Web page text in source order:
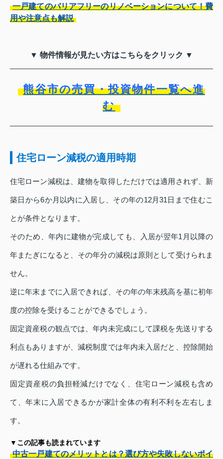
一戸建てのバリアフリーのリノベーションについて！費
用や注意点も解説
▼ 物件情報が見たい方はこちらをクリック ▼
熊谷市の売買・投資物件一覧へ進
む
住宅ローン減税の適用時期
住宅ローン減税は、建物を取得しただけでは適用されず、新
築日から6か月以内に入居し、その年の12月31日まで住むこ
とが条件となります。
そのため、年内に建物が完成しても、入居が翌年1月以降の
年またぎになると、その年分の減税は原則として受けられま
せん。
逆に年末までに入居できれば、その年の年末残高を基に初年
度の控除を受けることができるでしょう。
固定資産税の観点では、年内未完成にして課税を先送りする
利点もありますが、減税制度では年内未入居だと、控除開始
が遅れる仕組みです。
固定資産税の負担軽減だけでなく、住宅ローン減税も含め
て、年末に入居できるかが家計全体の有利不利を左右しま
す。
▼この記事も読まれています
中古一戸建てのメリットとは？選び方や失敗しないポイ